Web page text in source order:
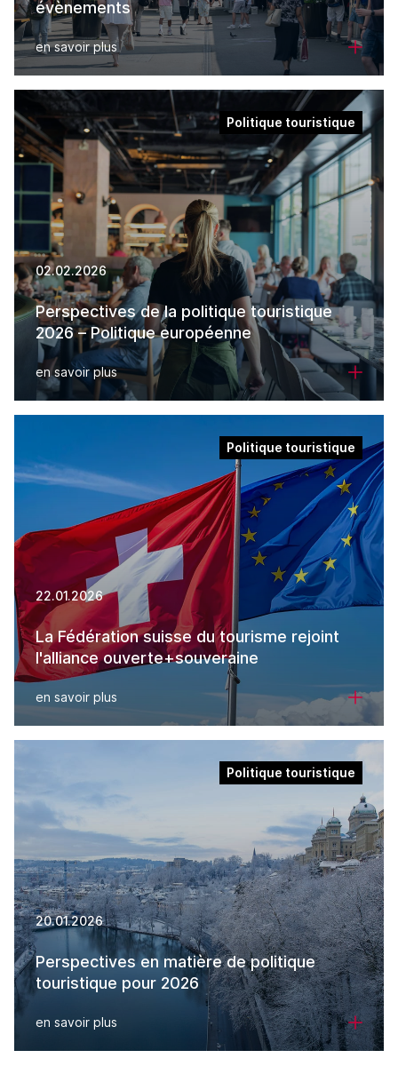
évènements
en savoir plus
Politique touristique
02.02.2026
Perspectives de la politique touristique
2026 – Politique européenne
en savoir plus
Politique touristique
22.01.2026
La Fédération suisse du tourisme rejoint
l'alliance ouverte+souveraine
en savoir plus
Politique touristique
20.01.2026
Perspectives en matière de politique
touristique pour 2026
en savoir plus